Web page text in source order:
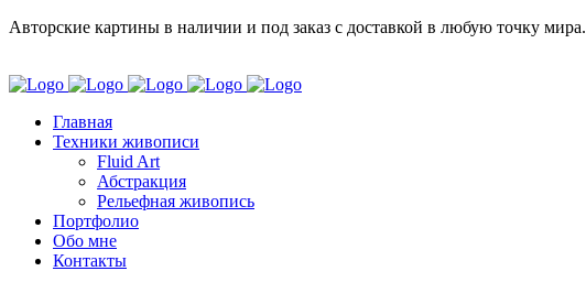
Авторские картины в наличии и под заказ с доставкой в любую точку мира.
Главная
Техники живописи
Fluid Art
Абстракция
Рельефная живопись
Портфолио
Обо мне
Контакты